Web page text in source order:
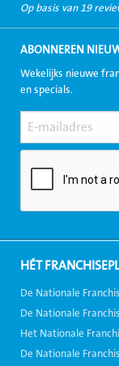
Op basis van 19
ABONNEREN
Wekelijks nieuwe
en specials.
HÉT
De Nationale
De Nationale
Het Nationale
De Nationale